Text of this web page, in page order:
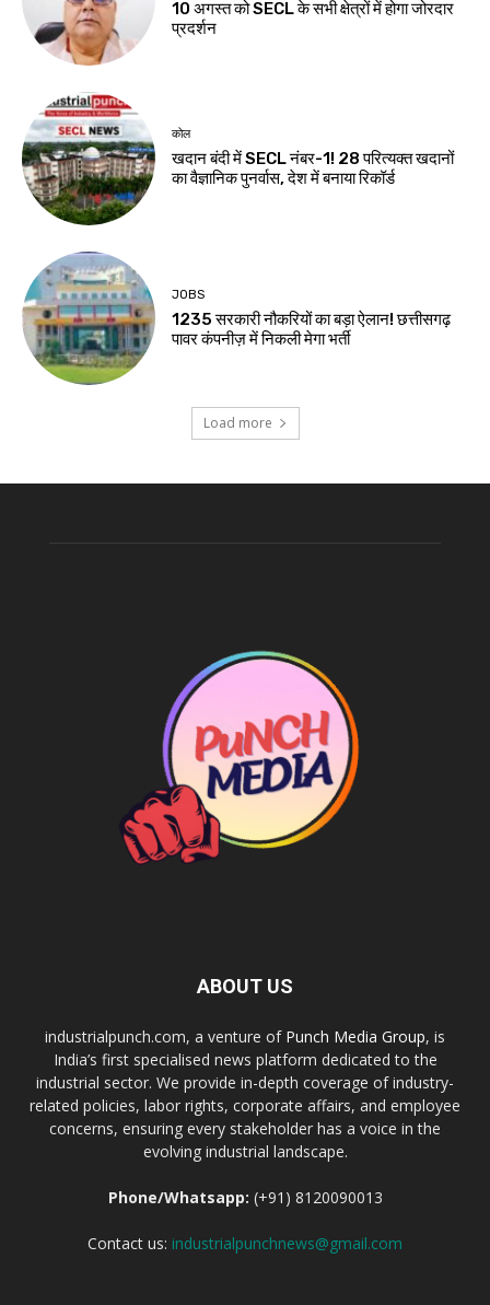
10 अगस्त को SECL के सभी क्षेत्रों में होगा जोरदार
प्रदर्शन
कोल
खदान बंदी में SECL नंबर-1! 28 परित्यक्त खदानों
का वैज्ञानिक पुनर्वास, देश में बनाया रिकॉर्ड
JOBS
1235 सरकारी नौकरियों का बड़ा ऐलान! छत्तीसगढ़
पावर कंपनीज़ में निकली मेगा भर्ती
Load more
ABOUT US
industrialpunch.com, a venture of Punch Media Group, is
India’s first specialised news platform dedicated to the
industrial sector. We provide in-depth coverage of industry-
related policies, labor rights, corporate affairs, and employee
concerns, ensuring every stakeholder has a voice in the
evolving industrial landscape.
Phone/Whatsapp: (+91) 8120090013
Contact us: industrialpunchnews@gmail.com